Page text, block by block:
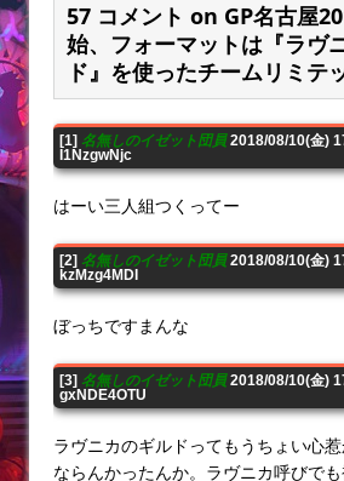
57 コメント on GP名古屋
始、フォーマットは『ラヴ
ド』を使ったチームリミテ
[1] 名無しのイゼット団員2018/08/10(金)
I1NzgwNjc
はーい三人組つくってー
[2] 名無しのイゼット団員2018/08/10(金)
kzMzg4MDI
ぼっちですまんな
[3] 名無しのイゼット団員2018/08/10(金)
gxNDE4OTU
ラヴニカのギルドってもうちょい心
ならんかったんか。ラヴニカ呼びで